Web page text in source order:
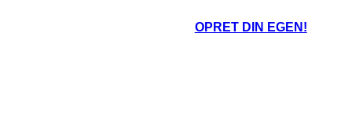
OPRET DIN EGEN!